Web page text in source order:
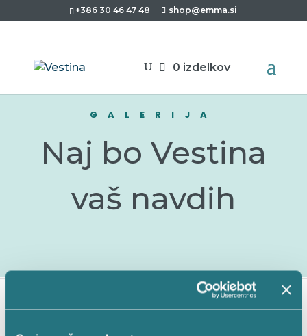
+386 30 46 47 48 shop@emma.si
0 izdelkov
GALERIJA
Naj bo Vestina
vaš navdih